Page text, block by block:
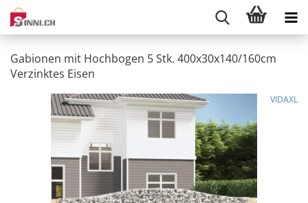
Gabionen mit Hochbogen 5 Stk. 400x30x140/160cm
Verzinktes Eisen
VIDAXL